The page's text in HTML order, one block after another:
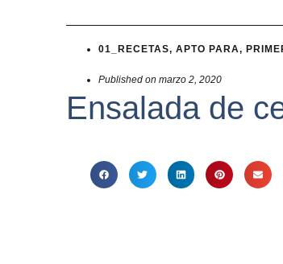
01_RECETAS, APTO PARA,
Published on marzo 2, 2020
Ensalada de